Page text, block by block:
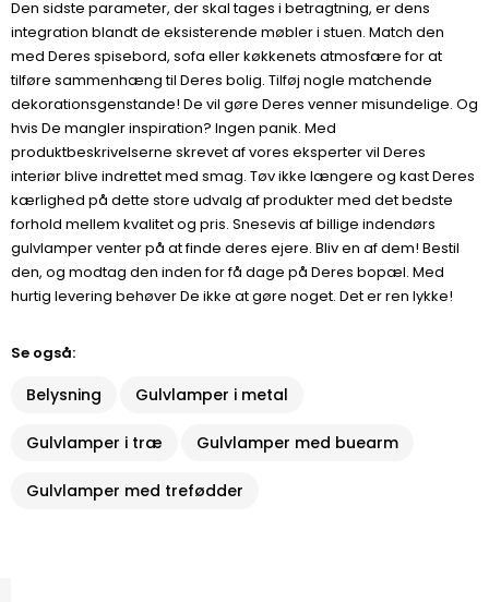
Den sidste parameter, der skal tages i betragtning, er dens
integration blandt de eksisterende møbler i stuen. Match den
med Deres spisebord, sofa eller køkkenets atmosfære for at
tilføre sammenhæng til Deres bolig. Tilføj nogle matchende
dekorationsgenstande! De vil gøre Deres venner misundelige. Og
hvis De mangler inspiration? Ingen panik. Med
produktbeskrivelserne skrevet af vores eksperter vil Deres
interiør blive indrettet med smag. Tøv ikke længere og kast Deres
kærlighed på dette store udvalg af produkter med det bedste
forhold mellem kvalitet og pris. Snesevis af billige indendørs
gulvlamper venter på at finde deres ejere. Bliv en af dem! Bestil
den, og modtag den inden for få dage på Deres bopæl. Med
hurtig levering behøver De ikke at gøre noget. Det er ren lykke!
Se også:
Belysning Gulvlamper i metal
Gulvlamper i træ Gulvlamper med buearm
Gulvlamper med trefødder